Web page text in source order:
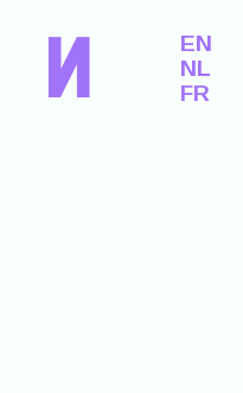
n
EN
NL
FR